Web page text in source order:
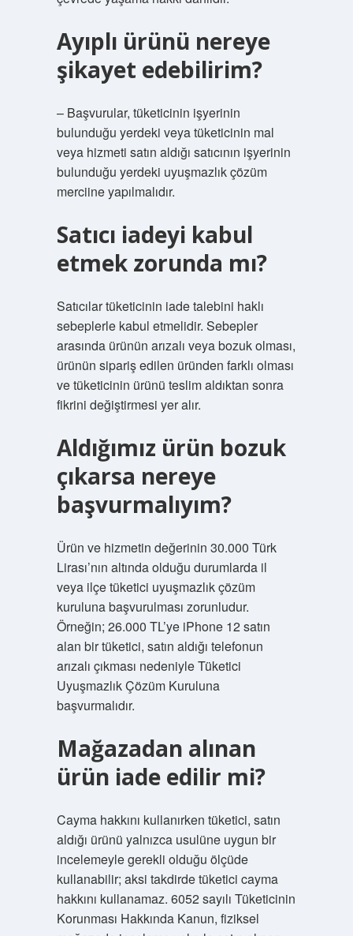
Ayıplı ürünü nereye
şikayet edebilirim?
– Başvurular, tüketicinin işyerinin
bulunduğu yerdeki veya tüketicinin mal
veya hizmeti satın aldığı satıcının işyerinin
bulunduğu yerdeki uyuşmazlık çözüm
merciine yapılmalıdır.
Satıcı iadeyi kabul
etmek zorunda mı?
Satıcılar tüketicinin iade talebini haklı
sebeplerle kabul etmelidir. Sebepler
arasında ürünün arızalı veya bozuk olması,
ürünün sipariş edilen üründen farklı olması
ve tüketicinin ürünü teslim aldıktan sonra
fikrini değiştirmesi yer alır.
Aldığımız ürün bozuk
çıkarsa nereye
başvurmalıyım?
Ürün ve hizmetin değerinin 30.000 Türk
Lirası’nın altında olduğu durumlarda il
veya ilçe tüketici uyuşmazlık çözüm
kuruluna başvurulması zorunludur.
Örneğin; 26.000 TL’ye iPhone 12 satın
alan bir tüketici, satın aldığı telefonun
arızalı çıkması nedeniyle Tüketici
Uyuşmazlık Çözüm Kuruluna
başvurmalıdır.
Mağazadan alınan
ürün iade edilir mi?
Cayma hakkını kullanırken tüketici, satın
aldığı ürünü yalnızca usulüne uygun bir
incelemeyle gerekli olduğu ölçüde
kullanabilir; aksi takdirde tüketici cayma
hakkını kullanamaz. 6052 sayılı Tüketicinin
Korunması Hakkında Kanun, fiziksel